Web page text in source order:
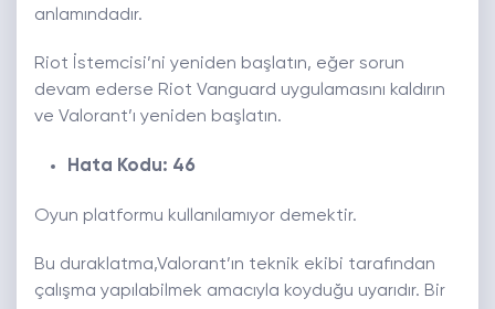
anlamındadır.
Riot İstemcisi’ni yeniden başlatın, eğer sorun
devam ederse Riot Vanguard uygulamasını kaldırın
ve Valorant’ı yeniden başlatın.
Hata Kodu: 46
Oyun platformu kullanılamıyor demektir.
Bu duraklatma,Valorant’ın teknik ekibi tarafından
çalışma yapılabilmek amacıyla koyduğu uyarıdır. Bir